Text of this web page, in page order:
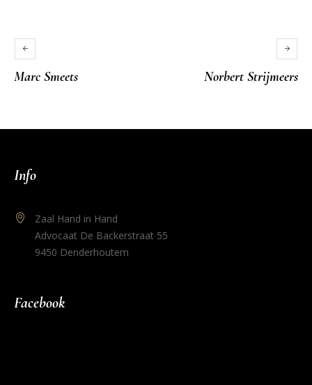
Marc Smeets Norbert Strijmeers
Info
Zaal Hand in Hand
Advocaat De Backerstraat 55
9450 Denderhoutem
Facebook